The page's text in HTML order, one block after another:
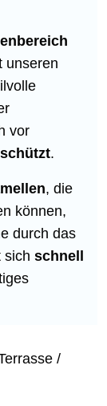
/
unseren
vor
schützt.
, die
können,
durch das
sich schnell